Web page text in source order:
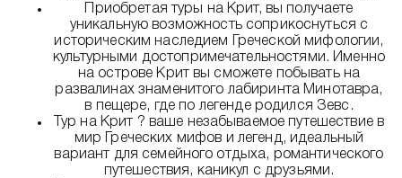
Приобретая туры на Крит, вы получаете
уникальную возможность соприкоснуться с
историческим наследием Греческой мифологии,
культурными достопримечательностями. Именно
на острове Крит вы сможете побывать на
развалинах знаменитого лабиринта Минотавра,
в пещере, где по легенде родился Зевс.
Тур на Крит ? ваше незабываемое путешествие в
мир Греческих мифов и легенд, идеальный
вариант для семейного отдыха, романтического
путешествия, каникул с друзьями.